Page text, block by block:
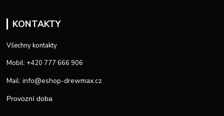
KONTAKTY
Všechny kontakty
Mobil: +420 777 666 906
Mail: info@eshop-drewmax.cz
Provozní doba